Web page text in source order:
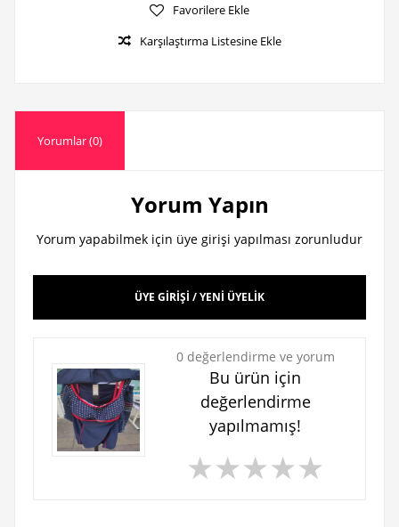
Favorilere Ekle
Karşılaştırma Listesine Ekle
Yorumlar (0)
Yorum Yapın
Yorum yapabilmek için üye girişi yapılması zorunludur
ÜYE GİRİŞİ / YENİ ÜYELİK
0 değerlendirme ve yorum
Bu ürün için
değerlendirme
yapılmamış!
★★★★★